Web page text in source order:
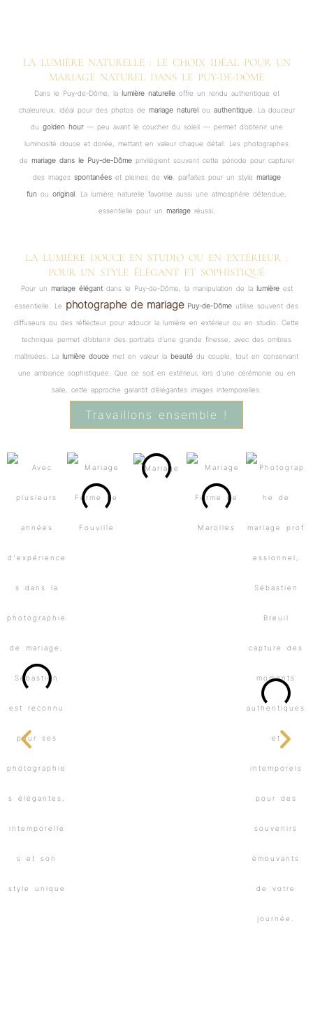
LA LUMIÈRE NATURELLE : LE CHOIX IDÉAL POUR UN
MARIAGE NATUREL DANS LE PUY-DE-DÔME
Dans le Puy-de-Dôme, la lumière naturelleoffre un rendu authentique et
chaleureux, idéal pour des photos de mariage naturelou authentique. La douceur
du golden hour— peu avant le coucher du soleil — permet d’obtenir une
luminosité douce et dorée, mettant en valeur chaque détail. Les photographes
de mariage dans le Puy-de-Dômeprivilégient souvent cette période pour capturer
des images spontanéeset pleines de vie, parfaites pour un style mariage
fun ou original . La lumière naturelle favorise aussi une atmosphère détendue,
essentielle pour un mariageréussi.
LA LUMIÈRE DOUCE EN STUDIO OU EN EXTÉRIEUR :
POUR UN STYLE ÉLÉGANT ET SOPHISTIQUÉ
Pour un mariage élégantdans le Puy-de-Dôme, la manipulation de la lumièreest
essentielle. Le photographe de mariagePuy-de-Dôme utilise souvent des
diffuseurs ou des réflecteur pour adoucir la lumière en extérieur ou en studio. Cette
technique permet d’obtenir des portraits d’une grande finesse, avec des ombres
maîtrisées. La lumière douce met en valeur la beauté du couple, tout en conservant
une ambiance sophistiquée. Que ce soit en extérieur, lors d’une cérémonie ou en
salle, cette approche garantit d’élégantes images intemporelles.
Travaillons ensemble !